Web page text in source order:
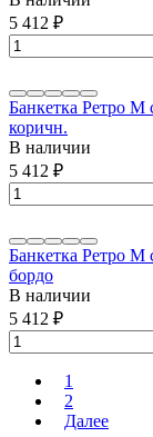
5 412 ₽
Банкетка Ретро М
коричн.
В наличии
5 412 ₽
Банкетка Ретро М
бордо
В наличии
5 412 ₽
1
2
Далее